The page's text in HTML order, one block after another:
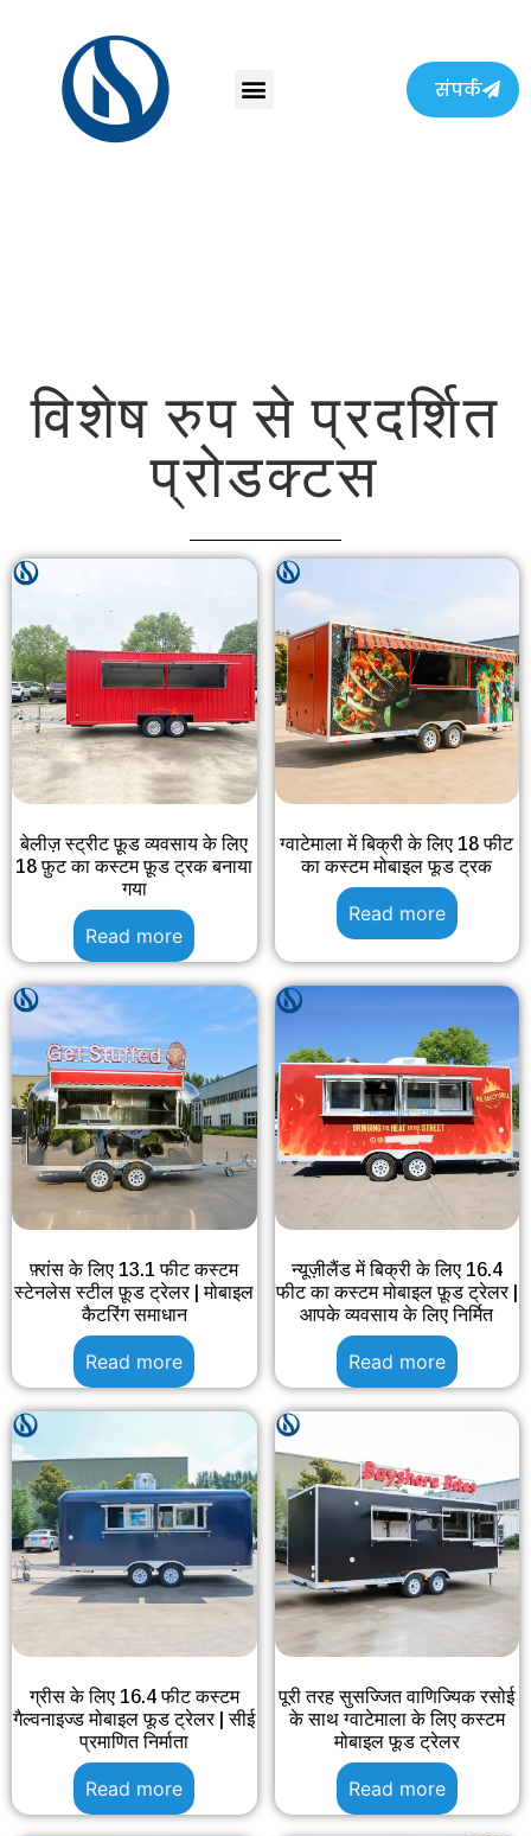
संपर्क
विशेष रुप से प्रदर्शित
प्रोडक्टस
बेलीज़ स्ट्रीट फ़ूड व्यवसाय के लिए
18 फ़ुट का कस्टम फ़ूड ट्रक बनाया
गया
Read more
ग्वाटेमाला में बिक्री के लिए 18 फीट
का कस्टम मोबाइल फूड ट्रक
Read more
फ़्रांस के लिए 13.1 फीट कस्टम
स्टेनलेस स्टील फ़ूड ट्रेलर | मोबाइल
कैटरिंग समाधान
Read more
न्यूज़ीलैंड में बिक्री के लिए 16.4
फीट का कस्टम मोबाइल फ़ूड ट्रेलर |
आपके व्यवसाय के लिए निर्मित
Read more
ग्रीस के लिए 16.4 फीट कस्टम
गैल्वनाइज्ड मोबाइल फूड ट्रेलर | सीई
प्रमाणित निर्माता
Read more
पूरी तरह सुसज्जित वाणिज्यिक रसोई
के साथ ग्वाटेमाला के लिए कस्टम
मोबाइल फूड ट्रेलर
Read more